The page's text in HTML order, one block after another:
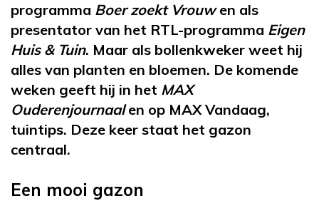
programma Boer zoekt Vrouwen als
presentator van het RTL-programma Eigen
Huis & Tuin. Maar als bollenkweker weet hij
alles van planten en bloemen. De komende
weken geeft hij in het MAX
Ouderenjournaalen op MAX Vandaag,
tuintips. Deze keer staat het gazon
centraal.
Een mooi gazon